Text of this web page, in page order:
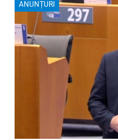
ANUNȚURI